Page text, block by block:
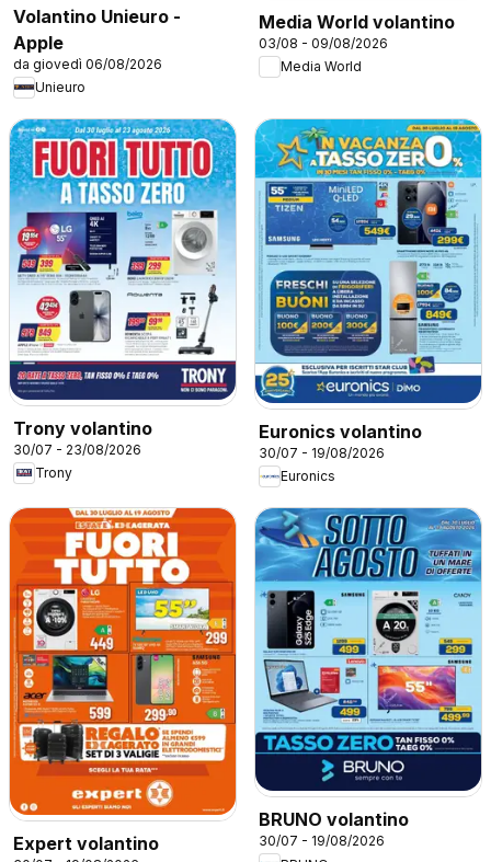
Volantino Unieuro -
Apple
da giovedì 06/08/2026
Unieuro
Media World volantino
03/08 - 09/08/2026
Media World
Trony volantino
30/07 - 23/08/2026
Trony
Euronics volantino
30/07 - 19/08/2026
Euronics
Expert volantino
BRUNO volantino
30/07 - 19/08/2026